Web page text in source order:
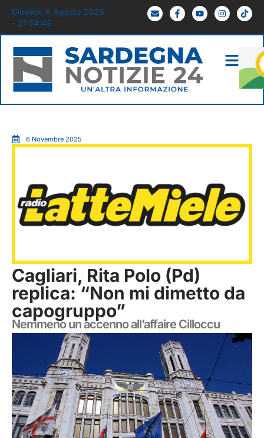
Giovedì, 6 Agosto 2026
- 21:54:50
6 Novembre 2025
Cagliari, Rita Polo (Pd)
replica: “Non mi dimetto da
capogruppo”
Nemmeno un accenno all’affaire Cilloccu